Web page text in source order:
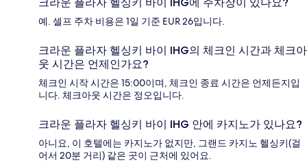
예. 셀프 주차 비용은 1일 기준 EUR 26입니다.
크라운 플라자 헬싱키 바이 IHG의 체크인 시간과 체크아
웃 시간은 언제인가요?
체크인 시작 시간은 15:00이며, 체크인 종료 시간은 언제든지입
니다. 체크아웃 시간은 정오입니다.
크라운 플라자 헬싱키 바이 IHG 안에 카지노가 있나요?
아니요, 이 호텔에는 카지노가 없지만, 그랜드 카지노 헬싱키(걸
어서 20분 거리) 같은 곳이 근처에 있어요.